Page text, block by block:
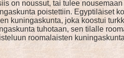
on noussut, tai tulee
poistettiin. Egyptiläiset
kuningaskunta, joka koostui
tuhotaan, sen tilalle
roomalaisten